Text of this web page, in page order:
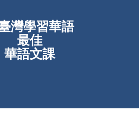
灣學習華語
最佳
華語文課